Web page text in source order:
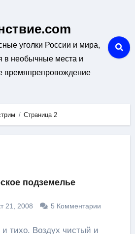
уголки России и мира,
в необычные места и
времяпрепровождение
Страница 2
подземелье
21, 2008 5 Комментарии